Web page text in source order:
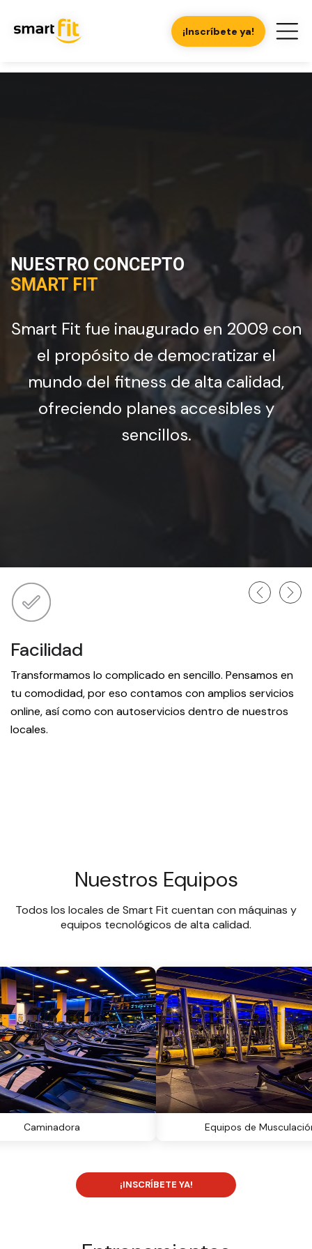
¡Inscríbete ya!
NUESTRO CONCEPTO
SMART FIT
Smart Fit fue inaugurado en 2009 con
el propósito de democratizar el
mundo del fitness de alta calidad,
ofreciendo planes accesibles y
sencillos.
Facilidad
Transformamos lo complicado en sencillo. Pensamos en
tu comodidad, por eso contamos con amplios servicios
online, así como con autoservicios dentro de nuestros
locales.
Nuestros Equipos
Todos los locales de Smart Fit cuentan con máquinas y
equipos tecnológicos de alta calidad.
Caminadora Equipos de
¡INSCRÍBETE YA!